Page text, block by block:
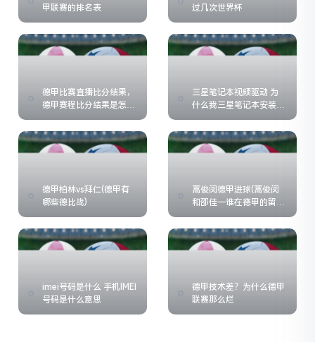
甲联赛的排名表
过几次世界杯
德甲比赛直播比分结果，
德甲赛程比分结果是怎么
样的
三星笔记本视频驱动 为
什么我三星笔记本安装了
摄像头驱动却无法视屏
德甲柏林vs拜仁(德甲有
哪些德比战)
蒿俊闵德甲进球(蒿俊闵
和邵佳一谁在德甲的留洋
生涯更成功)
imei号码是什么 手机IMEI
号码是什么意思
德甲技术差？为什么德甲
联赛那么烂